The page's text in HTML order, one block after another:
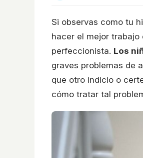
Si observas como tu
hacer el mejor
perfeccionista. Los
graves problemas de
que otro indicio o
cómo tratar tal